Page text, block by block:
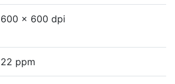
600 x 600 dpi
22 ppm